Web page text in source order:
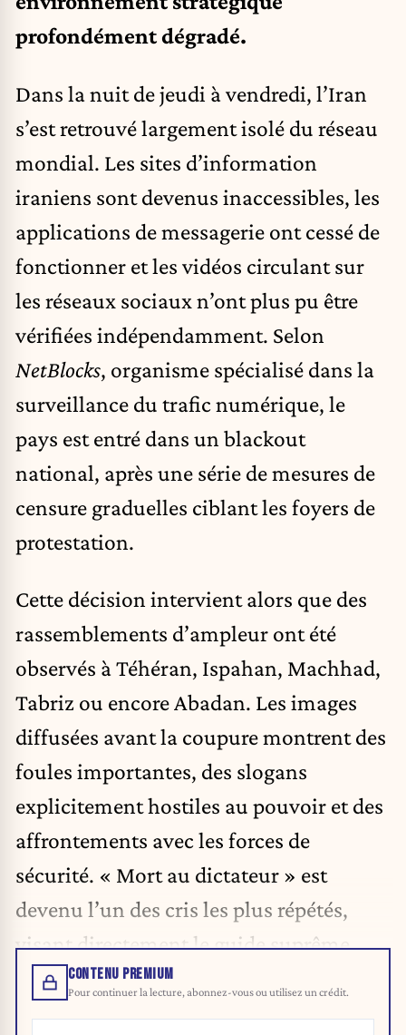
profondément dégradé.
Dans la nuit de jeudi à vendredi, l’Iran
s’est retrouvé largement isolé du réseau
mondial. Les sites d’information
iraniens sont devenus inaccessibles, les
applications de messagerie ont cessé de
fonctionner et les vidéos circulant sur
les réseaux sociaux n’ont plus pu être
vérifiées indépendamment. Selon
NetBlocks, organisme spécialisé dans la
surveillance du trafic numérique, le
pays est entré dans un blackout
national, après une série de mesures de
censure graduelles ciblant les foyers de
protestation.
Cette décision intervient alors que des
rassemblements d’ampleur ont été
observés à Téhéran, Ispahan, Machhad,
Tabriz ou encore Abadan. Les images
diffusées avant la coupure montrent des
foules importantes, des slogans
explicitement hostiles au pouvoir et des
affrontements avec les forces de
sécurité. « Mort au dictateur » est
devenu l’un des cris les plus répétés,
visant directement le guide suprême.
CONTENU PREMIUM
Pour continuer la lecture, abonnez-vous ou utilisez un crédit.